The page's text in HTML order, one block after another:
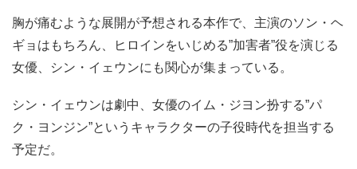
胸が痛むような展開が予想される本作で、主演のソン・ヘ
ギョはもちろん、ヒロインをいじめる”加害者”役を演じる
女優、シン・イェウンにも関心が集まっている。
シン・イェウンは劇中、女優のイム・ジヨン扮する”パ
ク・ヨンジン”というキャラクターの子役時代を担当する
予定だ。